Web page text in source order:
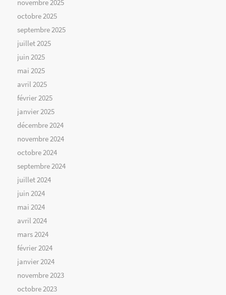
novembre 2025
octobre 2025
septembre 2025
juillet 2025
juin 2025
mai 2025
avril 2025
février 2025
janvier 2025
décembre 2024
novembre 2024
octobre 2024
septembre 2024
juillet 2024
juin 2024
mai 2024
avril 2024
mars 2024
février 2024
janvier 2024
novembre 2023
octobre 2023